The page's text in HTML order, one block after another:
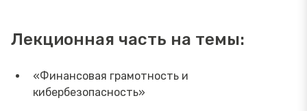
Лекционная часть на темы:
«Финансовая грамотность и
кибербезопасность»